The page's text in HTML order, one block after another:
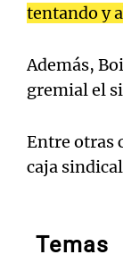
tentando y
Además,
gremial el
Entre otras
caja
Temas